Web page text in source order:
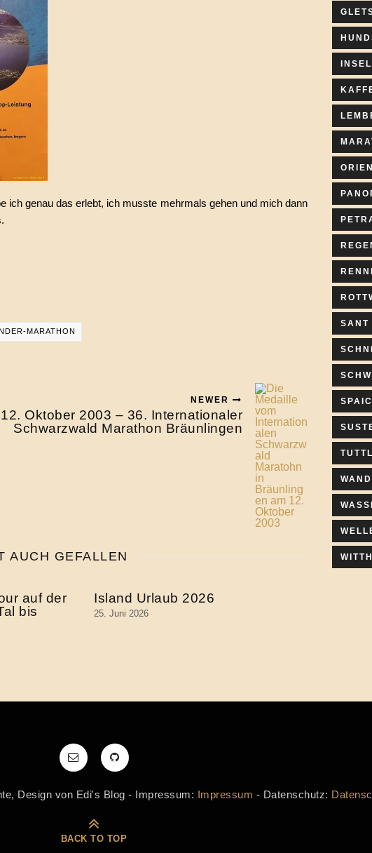
genau das erlebt, ich musste mehrmals gehen und mich dann
MARATHON
NEWER
12. Oktober 2003 – 36. Internationaler
Schwarzwald Marathon Bräunlingen
AUCH GEFALLEN
auf der
bis
Island Urlaub 2026
25. Juni 2026
INSEL
SANT
Design von Edi's Blog - Impressum: Impressum - Datenschutz:
BACK TO TOP